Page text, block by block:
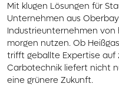
Mit klugen Lösungen für
Unternehmen aus
Industrieunternehmen von
morgen nutzen. Ob
trifft geballte Expertise
Carbotechnik liefert nicht
eine grünere Zukunft.